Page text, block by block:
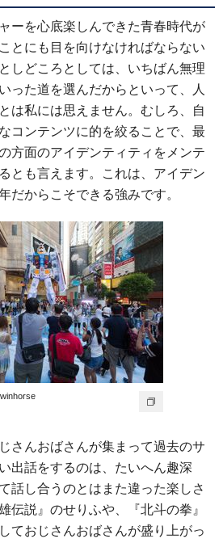
ーを心底楽しんできた青春時代が
とにも目を向けなければならない
しどころとしては、いちばん無理
った道を選んだからといって、人
は私には思えません。むしろ、自
コンテンツに的を絞ることで、最
方面のアイデンティティをメンテ
とも言えます。これは、アイデン
だからこそできる強みです。
さんおばさんが集まって過去のサ
出話をするのは、たいへん趣深
話し合うのとはまた違った楽しさ
伝説』のせりふや、『北斗の拳』
ておじさんおばさんが盛り上がっ